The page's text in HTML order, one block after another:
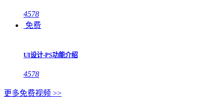
4578
免费
UI设计-PS功能介绍
4578
更多免费视频 >>